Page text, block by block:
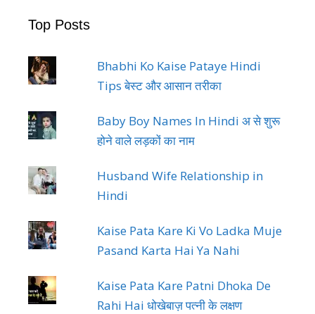
Top Posts
Bhabhi Ko Kaise Pataye Hindi
Tips बेस्ट और आसान तरीका
Baby Boy Names In Hindi अ से शुरू
होने वाले लड़कों का नाम
Husband Wife Relationship in
Hindi
Kaise Pata Kare Ki Vo Ladka Muje
Pasand Karta Hai Ya Nahi
Kaise Pata Kare Patni Dhoka De
Rahi Hai धोखेबाज़ पत्नी के लक्षण